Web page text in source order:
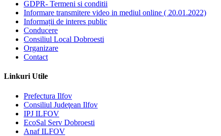
GDPR- Termeni si conditii
Informare transmitere video in mediul online ( 20.01.2022)
Informații de interes public
Conducere
Consiliul Local Dobroesti
Organizare
Contact
Linkuri Utile
Prefectura Ilfov
Consiliul Judeţean Ilfov
IPJ ILFOV
EcoSal Serv Dobroesti
Anaf ILFOV